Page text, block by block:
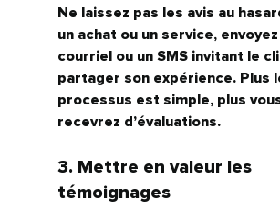
Ne laissez pas les avis au
un achat ou un service, envoyez
courriel ou un SMS invitant le
partager son expérience. Plus
processus est simple, plus
recevrez d’évaluations.
3. Mettre en valeur les
témoignages